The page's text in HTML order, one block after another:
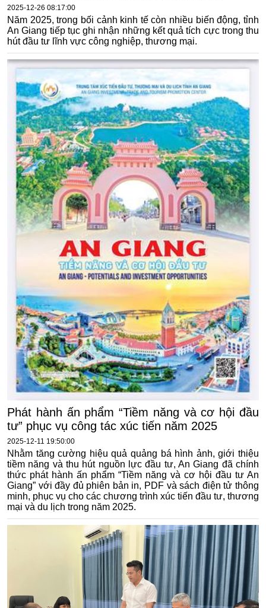
2025-12-26 08:17:00
Năm 2025, trong bối cảnh kinh tế còn nhiều biến động, tỉnh
An Giang tiếp tục ghi nhận những kết quả tích cực trong thu
hút đầu tư lĩnh vực công nghiệp, thương mại.
Phát hành ấn phẩm “Tiềm năng và cơ hội đầu
tư” phục vụ công tác xúc tiến năm 2025
2025-12-11 19:50:00
Nhằm tăng cường hiệu quả quảng bá hình ảnh, giới thiệu
tiềm năng và thu hút nguồn lực đầu tư, An Giang đã chính
thức phát hành ấn phẩm “Tiềm năng và cơ hội đầu tư An
Giang” với đầy đủ phiên bản in, PDF và sách điện tử thông
minh, phục vụ cho các chương trình xúc tiến đầu tư, thương
mại và du lịch trong năm 2025.